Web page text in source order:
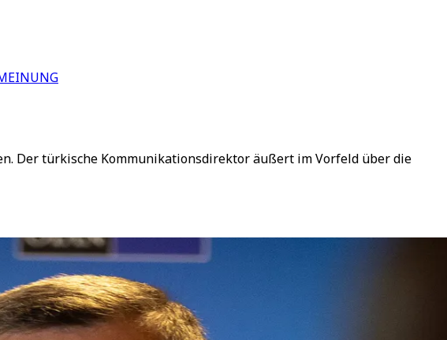
Der türkische Kommunikationsdirektor äußert im Vorfeld über die